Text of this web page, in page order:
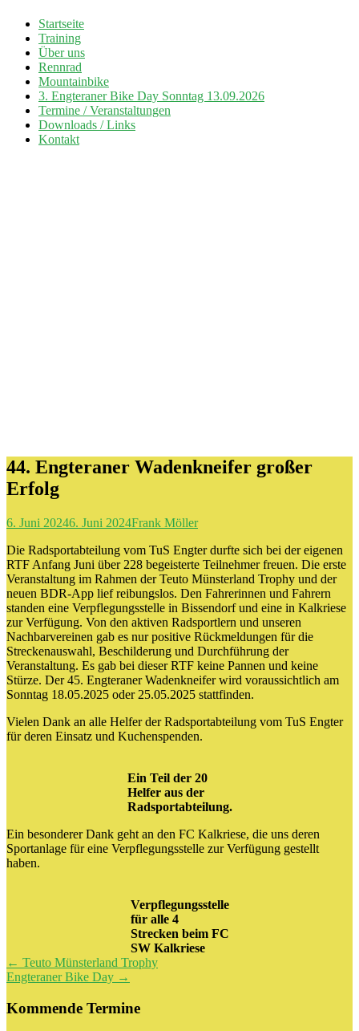
Zum
Inhalt
springen
Radsport TuS Engter
Startseite
Training
Über uns
Rennrad
Mountainbike
3. Engteraner Bike Day Sonntag 13.09.2026
Termine / Veranstaltungen
Downloads / Links
Kontakt
44. Engteraner Wadenkneifer großer
Erfolg
6. Juni 20246. Juni 2024Frank Möller
Die Radsportabteilung vom TuS Engter durfte sich bei der eigenen
RTF Anfang Juni über 228 begeisterte Teilnehmer freuen. Die erste
Veranstaltung im Rahmen der Teuto Münsterland Trophy und der
neuen BDR-App lief reibungslos. Den Fahrerinnen und Fahrern
standen eine Verpflegungsstelle in Bissendorf und eine in Kalkriese
zur Verfügung. Von den aktiven Radsportlern und unseren
Nachbarvereinen gab es nur positive Rückmeldungen für die
Streckenauswahl, Beschilderung und Durchführung der
Veranstaltung. Es gab bei dieser RTF keine Pannen und keine
Stürze. Der 45. Engteraner Wadenkneifer wird voraussichtlich am
Sonntag 18.05.2025 oder 25.05.2025 stattfinden.
Vielen Dank an alle Helfer der Radsportabteilung vom TuS Engter
für deren Einsatz und Kuchenspenden.
Ein Teil der 20
Helfer aus der
Radsportabteilung.
Ein besonderer Dank geht an den FC Kalkriese, die uns deren
Sportanlage für eine Verpflegungsstelle zur Verfügung gestellt
haben.
Verpflegungsstelle
für alle 4
Strecken beim FC
SW Kalkriese
Beitragsnavigation
← Teuto Münsterland Trophy
Engteraner Bike Day →
Kommende Termine